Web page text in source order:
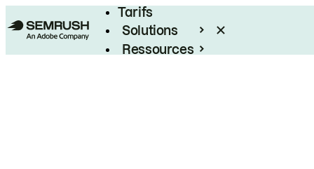
Tarifs
Solutions
Ressources